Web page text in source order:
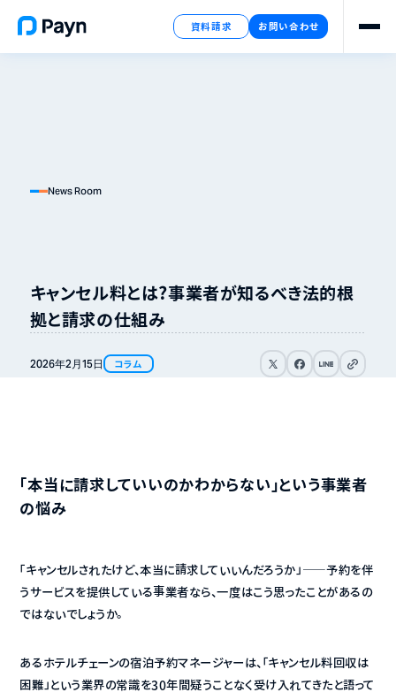
資料請求 お問い合わせ
News Room
キャンセル料とは？事業者が知るべき法的根
拠と請求の仕組み
2026年2月15日 コラム リンクをコピ
「本当に請求していいのかわからない」という事業者
の悩み
「キャンセルされたけど、本当に請求していいんだろうか」——予約を伴
うサービスを提供している事業者なら、一度はこう思ったことがあるの
ではないでしょうか。
あるホテルチェーンの宿泊予約マネージャーは、「キャンセル料回収は
困難」という業界の常識を30年間疑うことなく受け入れてきたと語って